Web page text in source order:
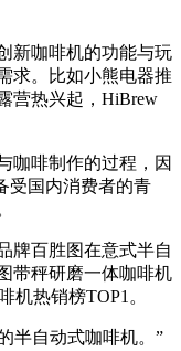
咖啡机的功能与玩
求。比如小熊电器推
营热兴起，HiBrew
啡制作的过程，因
受国内消费者的青
百胜图在意式半自
带秤研磨一体咖啡机
机热销榜TOP1。
半自动式咖啡机。”